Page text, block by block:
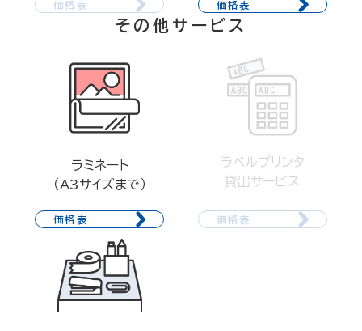
価格表 価格表
その他サービス
ラミネート
（A3サイズまで）
価格表
ラベルプリンタ
貸出サービス
価格表